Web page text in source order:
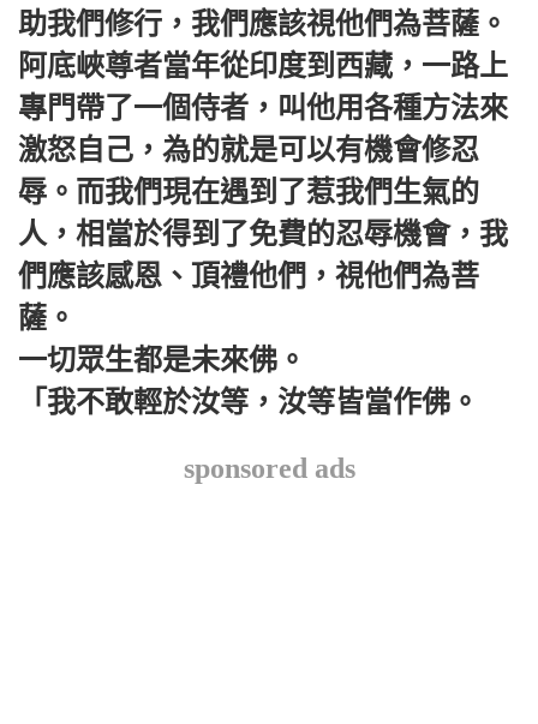
助我們修行，我們應該視他們為菩薩。
阿底峽尊者當年從印度到西藏，一路上
專門帶了一個侍者，叫他用各種方法來
激怒自己，為的就是可以有機會修忍
辱。而我們現在遇到了惹我們生氣的
人，相當於得到了免費的忍辱機會，我
們應該感恩、頂禮他們，視他們為菩
薩。
一切眾生都是未來佛。
「我不敢輕於汝等，汝等皆當作佛。
sponsored ads